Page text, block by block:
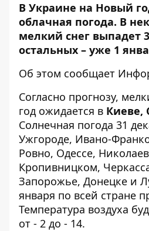
В Украине на Новый
облачная погода. В
мелкий снег выпадет
остальных – уже 1
Об этом сообщает
Согласно прогнозу,
год ожидается в Киеве,
Солнечная погода 31
Ужгороде, Ивано-
Ровно, Одессе,
Кропивницком,
Запорожье, Донецке и
января по всей стране
Температура воздуха
от - 2 до - 14.